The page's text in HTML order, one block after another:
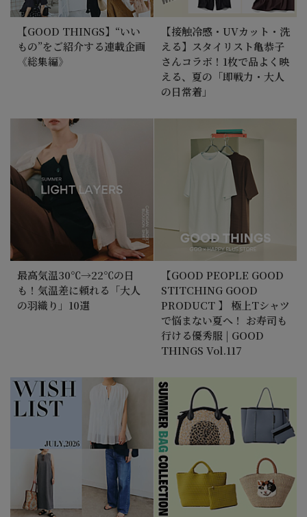
【GOOD THINGS】“いい
もの”をご紹介する連載企画
《総集編》
【接触冷感・UVカット・洗
える】スタイリスト亀恭子
さんコラボ！1枚で品よく映
える、夏の「即戦力・大人
の日常着」
最高気温30℃→22℃の日
も！気温差に頼れる「大人
の羽織り」10選
【GOOD PEOPLE GOOD
STITCHING GOOD
PRODUCT 】 極上Tシャツ
で悩まない夏へ！ お寿司も
行ける優秀服 | GOOD
THINGS Vol.117